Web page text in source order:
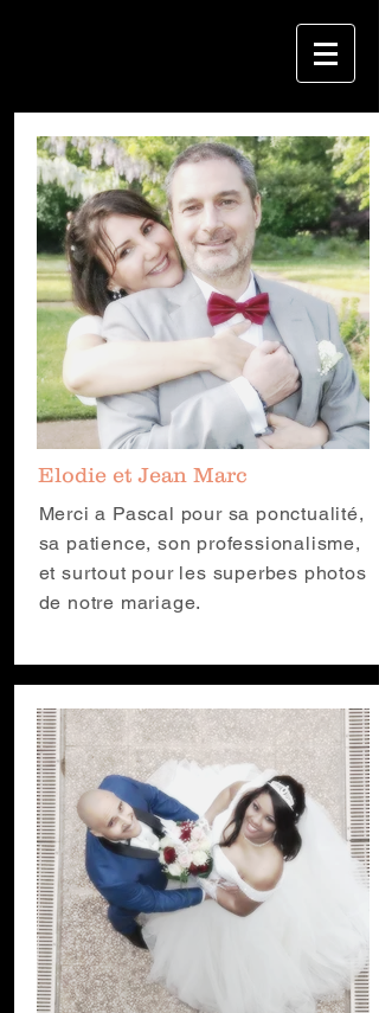
Elodie et Jean Marc
Merci a Pascal pour sa ponctualité,
sa patience, son professionalisme,
et surtout pour les superbes photos
de notre mariage.